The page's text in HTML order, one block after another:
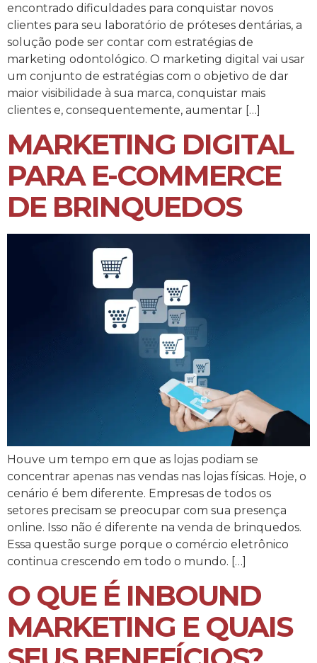
encontrado dificuldades para conquistar novos
clientes para seu laboratório de próteses dentárias, a
solução pode ser contar com estratégias de
marketing odontológico. O marketing digital vai usar
um conjunto de estratégias com o objetivo de dar
maior visibilidade à sua marca, conquistar mais
clientes e, consequentemente, aumentar […]
MARKETING DIGITAL
PARA E-COMMERCE
DE BRINQUEDOS
Houve um tempo em que as lojas podiam se
concentrar apenas nas vendas nas lojas físicas. Hoje, o
cenário é bem diferente. Empresas de todos os
setores precisam se preocupar com sua presença
online. Isso não é diferente na venda de brinquedos.
Essa questão surge porque o comércio eletrônico
continua crescendo em todo o mundo. […]
O QUE É INBOUND
MARKETING E QUAIS